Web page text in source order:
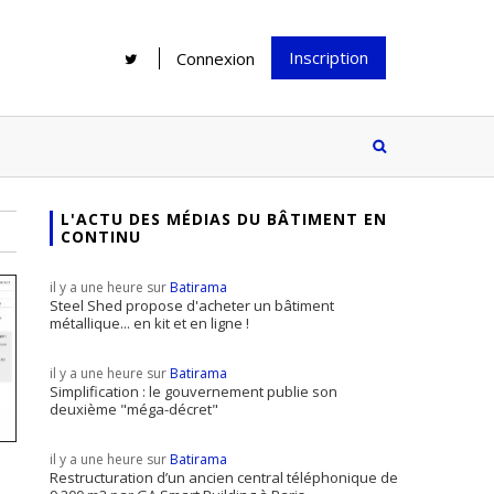
Connexion Inscription
idée mais...
Le print sous toutes ses formes a-t-
il encore sa place dans un monde
Rénover une salle de bains : gagner
supports
inscrire
à notre
?
L'ACTU DES MÉDIAS DU BÂTIMENT EN
CONTINU
il y a une heure surBatirama
Steel Shed propose d'acheter un bâtiment
métallique... en kit et en ligne !
il y a une heure surBatirama
Simplification : le gouvernement publie son
deuxième "méga-décret"
il y a une heure surBatirama
Restructuration d’un ancien central téléphonique de